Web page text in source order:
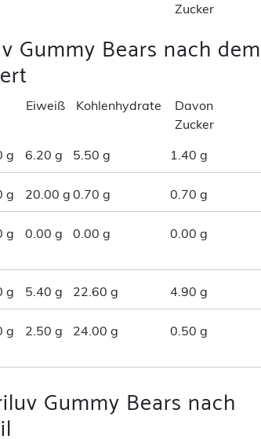
Zucker
Gummy Bears nach dem
Eiweiß Kohlenhydrate
Davon
Zucker
g 6.20 g 5.50 g 1.40 g
g 20.00 g 0.70 g 0.70 g
g 0.00 g 0.00 g 0.00 g
g 5.40 g 22.60 g 4.90 g
g 2.50 g 24.00 g 0.50 g
Gummy Bears nach